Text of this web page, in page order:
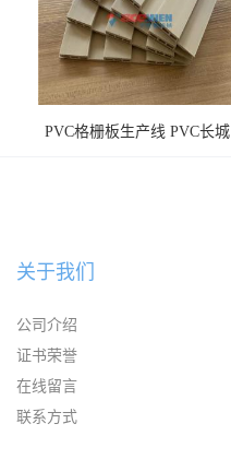
PVC格栅板生产线 PVC长城
关于我们
公司介绍
证书荣誉
在线留言
联系方式